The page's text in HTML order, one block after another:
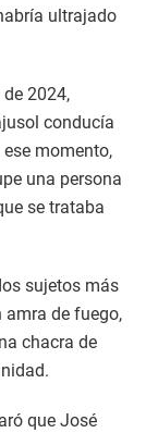
ultrajado
2024,
conducía
momento,
una persona
se trataba
sujetos más
amra de fuego,
chacra de
que José